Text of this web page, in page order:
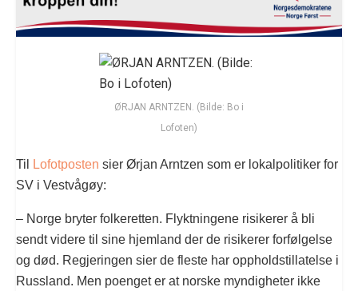
ØRJAN ARNTZEN. (Bilde: Bo i
Lofoten)
Til Lofotposten sier Ørjan Arntzen som er lokalpolitiker for
SV i Vestvågøy:
– Norge bryter folkeretten. Flyktningene risikerer å bli
sendt videre til sine hjemland der de risikerer forfølgelse
og død. Regjeringen sier de fleste har oppholdstillatelse i
Russland. Men poenget er at norske myndigheter ikke